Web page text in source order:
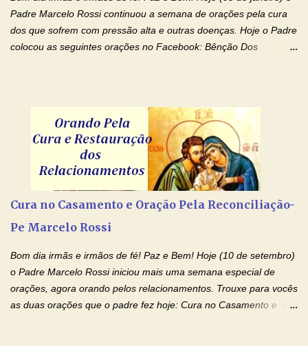
Padre Marcelo Rossi continuou a semana de orações pela cura
dos que sofrem com pressão alta e outras doenças. Hoje o Padre
colocou as seguintes orações no Facebook: Bênção Dos
Senhora! Adriana-Devoção e Fé Bênção Dos Enfermos O Senhor
Jesus esteja ao vosso lado, para vos defender, dentro de vós,
para vos conservar; diante de vós, pra vos conduzir; atrás de vós
para vos guardar; acima de vós, para vos abençoar. Ele que vive
e reina pelos séculos dos séculos. Amém! Oração De Cura De
Todas As Doenças Senhor Jesus, suplicamos no poder de Teu
Nome † (sinal da cruz), que está acima de todo Nome, que todos
os padrões de enfermidade física transmitidos em minha linha de
os laços...
Cura no Casamento e Oração Pela Reconciliação-
Pe Marcelo Rossi
Bom dia irmãs e irmãos de fé! Paz e Bem! Hoje (10 de setembro)
o Padre Marcelo Rossi iniciou mais uma semana especial de
orações, agora orando pelos relacionamentos. Trouxe para vocês
as duas orações que o padre fez hoje: Cura no Casamento e a